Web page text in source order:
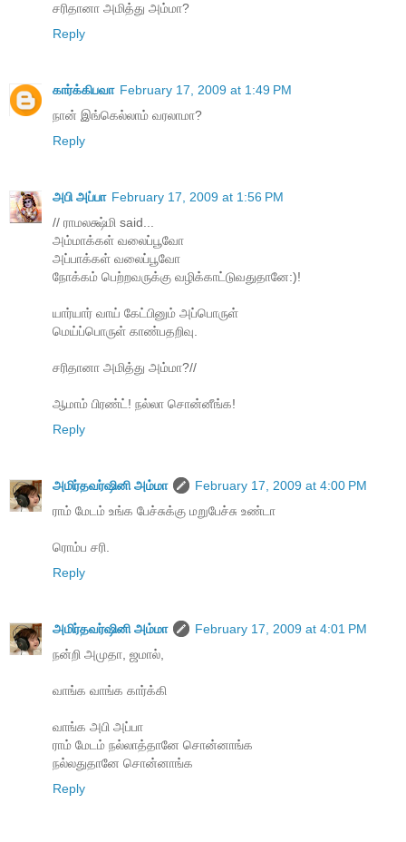
சரிதானா அமித்து அம்மா?
Reply
கார்க்கிபவா February 17, 2009 at 1:49 PM
நான் இங்கெல்லாம் வரலாமா?
Reply
அபி அப்பா February 17, 2009 at 1:56 PM
// ராமலக்ஷ்மி said...
அம்மாக்கள் வலைப்பூவோ
அப்பாக்கள் வலைப்பூவோ
நோக்கம் பெற்றவருக்கு வழிக்காட்டுவதுதானே:)!
யார்யார் வாய் கேட்பினும் அப்பொருள்
மெய்ப்பொருள் காண்பதறிவு.
சரிதானா அமித்து அம்மா?//
ஆமாம் பிரண்ட்! நல்லா சொன்னீங்க!
Reply
அமிர்தவர்ஷினி அம்மா
February 17, 2009 at 4:00 PM
ராம் மேடம் உங்க பேச்சுக்கு மறுபேச்சு உண்டா
ரொம்ப சரி.
Reply
அமிர்தவர்ஷினி அம்மா
February 17, 2009 at 4:01 PM
நன்றி அமுதா, ஜமால்,
வாங்க வாங்க கார்க்கி
வாங்க அபி அப்பா
ராம் மேடம் நல்லாத்தானே சொன்னாங்க
நல்லதுதானே சொன்னாங்க
Reply